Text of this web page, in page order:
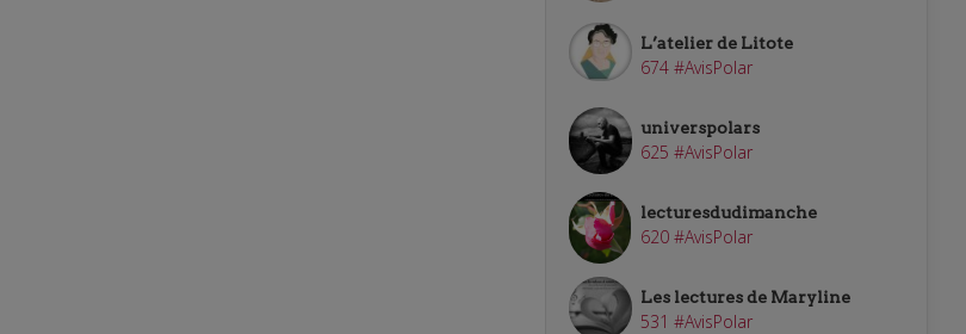
L’atelier de Litote
674 #AvisPolar
universpolars
625 #AvisPolar
lecturesdudimanche
620 #AvisPolar
Les lectures de Maryline
531 #AvisPolar